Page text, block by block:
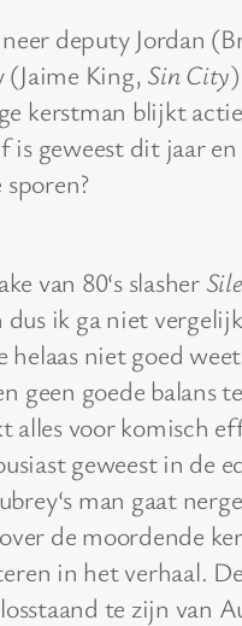
deputy Jordan
King, Sin City
kerstman blijkt
is geweest dit jaar
van 80‘s slasher
ik ga niet
helaas niet goed
geen goede balans
alles voor komisch
geweest in de
man gaat
de moordende
in het verhaal.
te zijn van